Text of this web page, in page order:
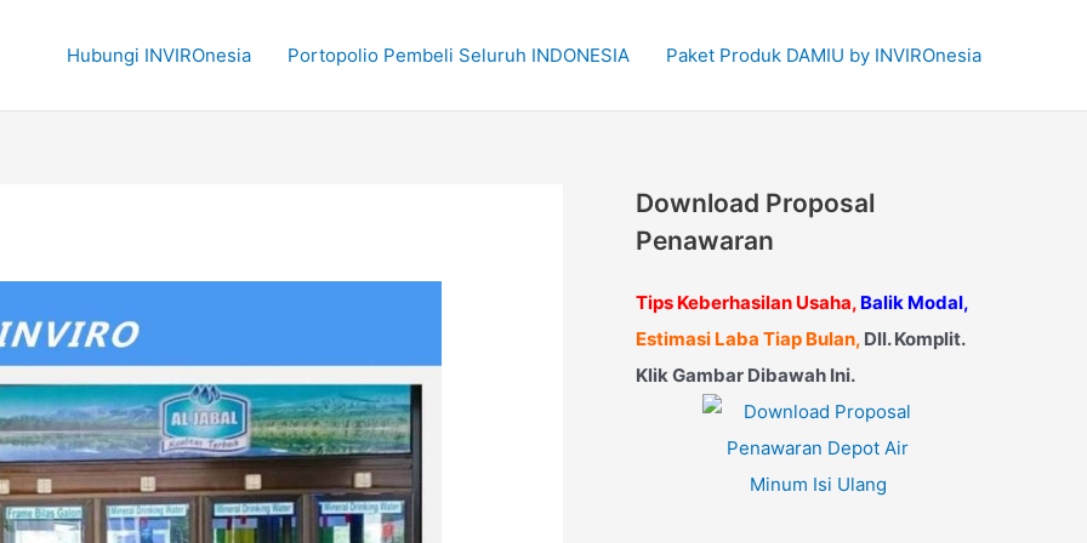
Hubungi INVIROnesia Portopolio Pembeli Seluruh INDONESIA Paket Produk DAMIU by INVIROnesia
Download Proposal
Penawaran
Tips Keberhasilan Usaha, Balik Modal,
Estimasi Laba Tiap Bulan, Dll. Komplit.
Klik Gambar Dibawah Ini.